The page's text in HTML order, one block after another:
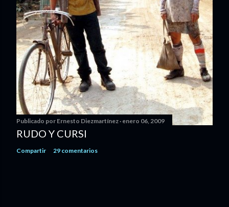
Publicado por Ernesto Diezmartínez enero 06, 2009
RUDO Y CURSI
Compartir 29 comentarios